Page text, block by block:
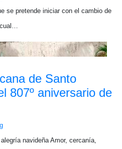
se pretende iniciar con el cambio de
cual…
de Santo
807º aniversario de
navideña Amor, cercanía,